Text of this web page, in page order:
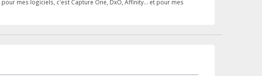
mes logiciels, c'est Capture One, DxO, Affinity... et pour mes